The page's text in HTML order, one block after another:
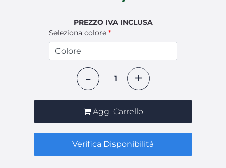
PREZZO IVA INCLUSA
Seleziona colore*
Agg. Carrello
Verifica Disponibilità